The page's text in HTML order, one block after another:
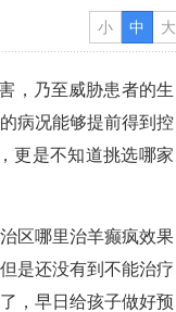
小 中 大
，乃至威胁患者的生
病况能够提前得到控
更是不知道挑选哪家
区哪里治羊癫疯效果
是还没有到不能治疗
，早日给孩子做好预